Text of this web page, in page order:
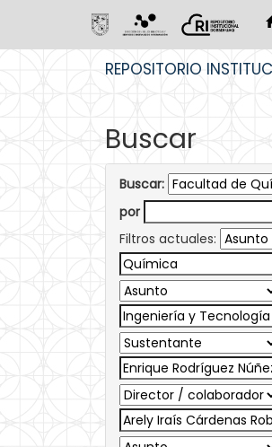
REPOSITORIO
Buscar
Buscar:
por
Filtros actuales: